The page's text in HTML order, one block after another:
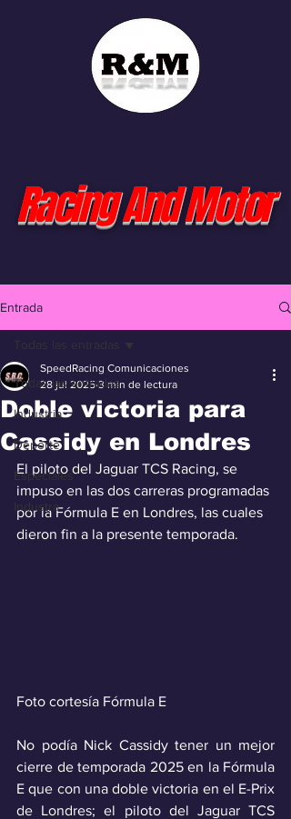
Racing And Motor
Entrada
Todas las entradas
Industria
Deporte
Especiales
Industra
Todas las entradas
Doble victoria para
Cassidy en Londres
SpeedRacing Comunicaciones
28 jul 2025 3 min de lectura
El piloto del Jaguar TCS Racing, se
impuso en las dos carreras programadas
por la Fórmula E en Londres, las cuales
dieron fin a la presente temporada.
Foto cortesía Fórmula E
No podía Nick Cassidy tener un mejor
cierre de temporada 2025 en la Fórmula
E que con una doble victoria en el E-Prix
de Londres; el piloto del Jaguar TCS